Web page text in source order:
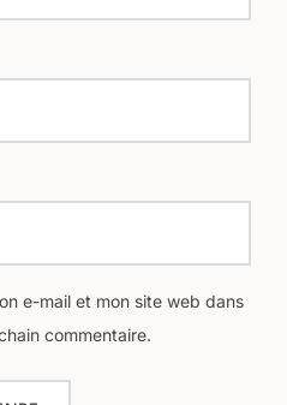
e-mail et mon site web dans
commentaire.